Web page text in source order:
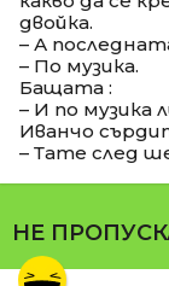
двойка.
– А
– По музика.
Бащата :
– И по музика
Иванчо
– Тате след
НЕ